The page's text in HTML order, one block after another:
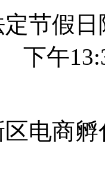
节假
下午
电商孵